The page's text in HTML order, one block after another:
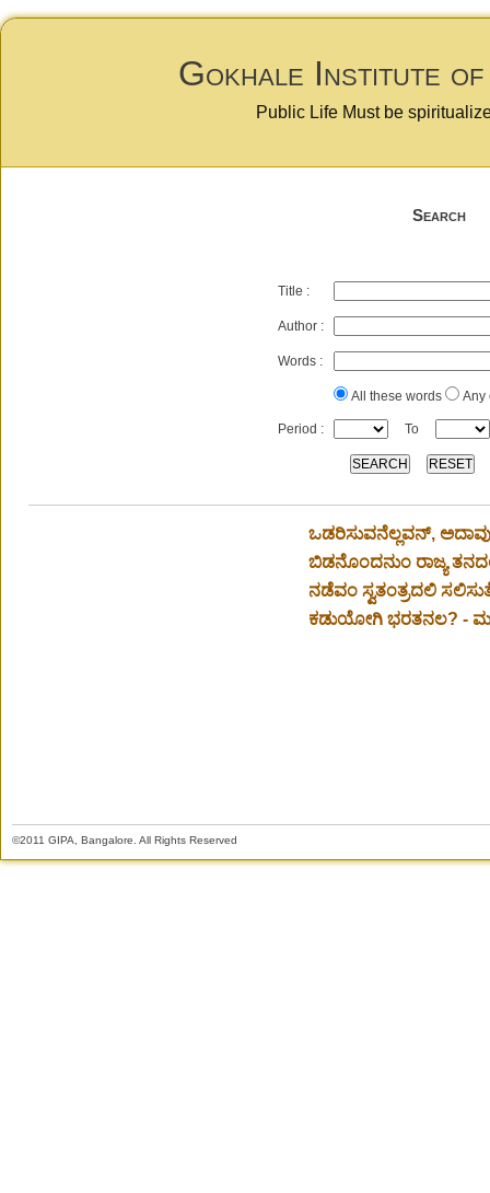
Gokhale Institute
Public Life Must be
Search
Title :
Author :
Words :
All these words Any
Period : To
ಒಡರಿಸುವನೆಲ್ಲವನ್,
ಬಿಡನೊಂದನುಂ ರಾಜ್ಯ
ನಡೆವಂ ಸ್ವತಂತ್ರದಲಿ
ಕಡುಯೋಗಿ ಭರತನಲ? -
©2011 GIPA, Bangalore. All Rights Reserved